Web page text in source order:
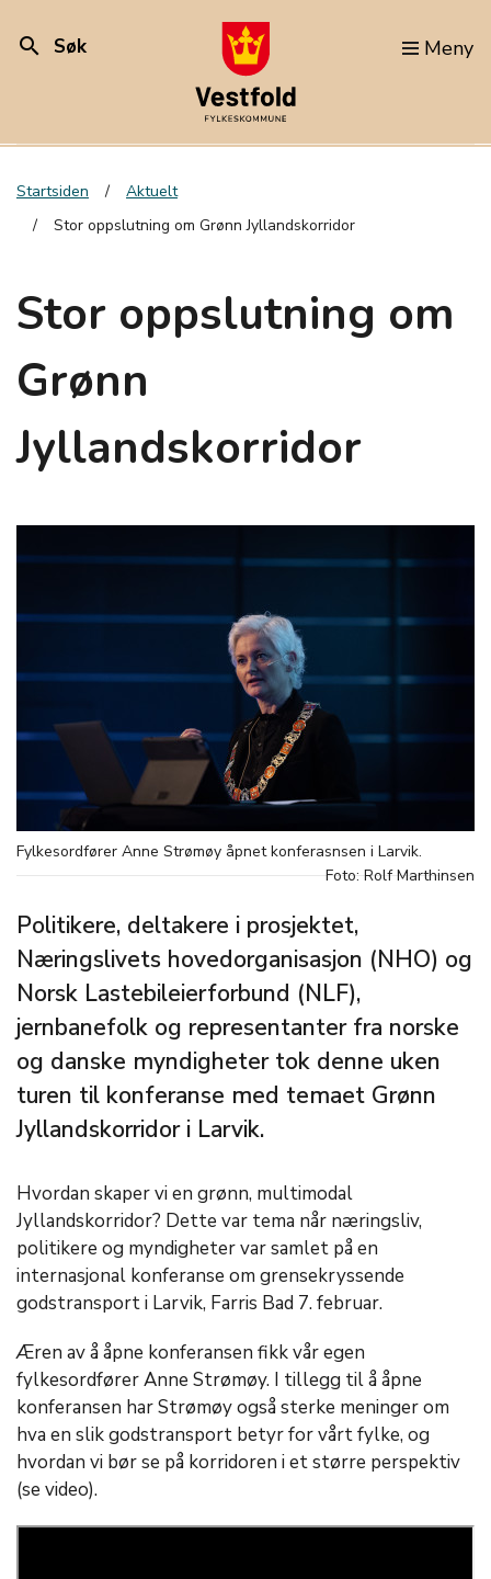
search Søk Meny
Startsiden
Aktuelt
Stor oppslutning om Grønn Jyllandskorridor
Stor oppslutning om
Grønn
Jyllandskorridor
Fylkesordfører Anne Strømøy åpnet konferasnsen i Larvik.
Foto: Rolf Marthinsen
Politikere, deltakere i prosjektet,
Næringslivets hovedorganisasjon (NHO) og
Norsk Lastebileierforbund (NLF),
jernbanefolk og representanter fra norske
og danske myndigheter tok denne uken
turen til konferanse med temaet Grønn
Jyllandskorridor i Larvik.
Hvordan skaper vi en grønn, multimodal
Jyllandskorridor? Dette var tema når næringsliv,
politikere og myndigheter var samlet på en
internasjonal konferanse om grensekryssende
godstransport i Larvik, Farris Bad 7. februar.
Æren av å åpne konferansen fikk vår egen
fylkesordfører Anne Strømøy. I tillegg til å åpne
konferansen har Strømøy også sterke meninger om
hva en slik godstransport betyr for vårt fylke, og
hvordan vi bør se på korridoren i et større perspektiv
(se video).